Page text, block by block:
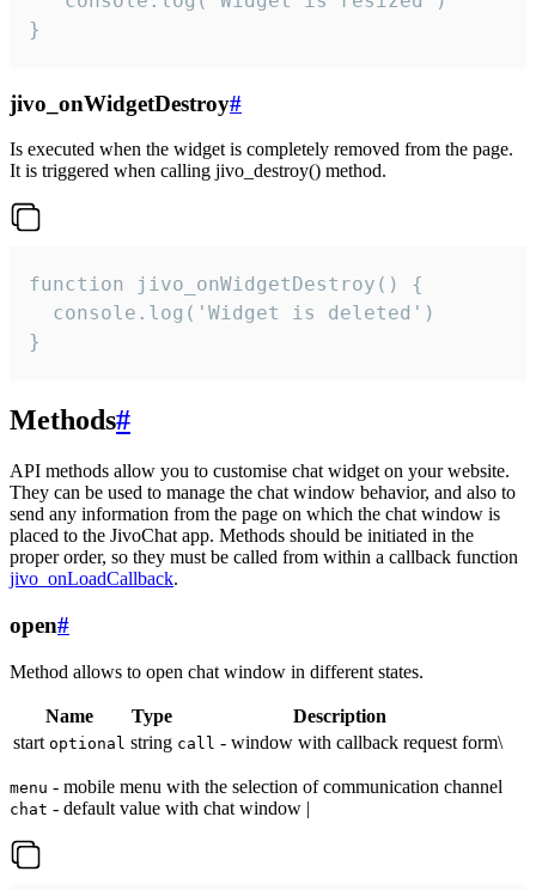
}
jivo_onWidgetDestroy#
Is executed when the widget is completely removed from the page.
It is triggered when calling jivo_destroy() method.
function jivo_onWidgetDestroy() {
  console.log('Widget is deleted')
}
Methods#
API methods allow you to customise chat widget on your website.
They can be used to manage the chat window behavior, and also to
send any information from the page on which the chat window is
placed to the JivoChat app. Methods should be initiated in the
proper order, so they must be called from within a callback function
jivo_onLoadCallback.
open#
Method allows to open chat window in different states.
Name Type
Description
start optional string call - window with callback request form\
menu - mobile menu with the selection of communication channel
chat - default value with chat window |